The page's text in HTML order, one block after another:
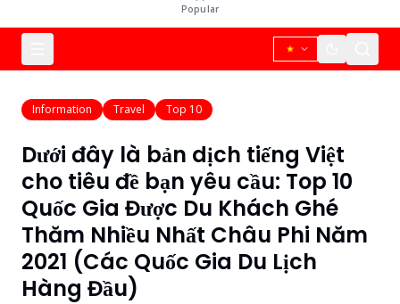
Popular
Information Travel Top 10
Dưới đây là bản dịch tiếng Việt
cho tiêu đề bạn yêu cầu: Top 10
Quốc Gia Được Du Khách Ghé
Thăm Nhiều Nhất Châu Phi Năm
2021 (Các Quốc Gia Du Lịch
Hàng Đầu)